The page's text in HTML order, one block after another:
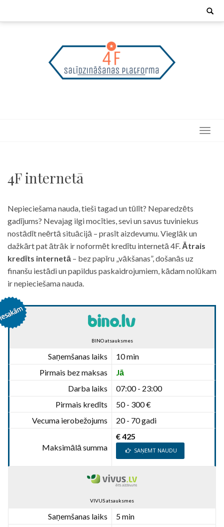
Search
4F internetā
Nepieciešama nauda, tieši tagad un tūlīt? Neparedzēts
gadījums? Nevajag ilgi mocīties, sevi un savus tuviniekus
nostādīt neērtā situācijā – prasīt aizdevumu. Vieglāk un
dažkārt pat ātrāk ir noformēt kredītu internetā 4F. Ātrais
kredīts internetā – bez papīru „vākšanas”, došanās uz
finanšu iestādi un papildus paskaidrojumiem, kādam nolūkam
ir nepieciešama nauda.
BINO atsauksmes
Saņemšanas laiks
10 min
Pirmais bez maksas
Jā
Darba laiks
07:00 - 23:00
Pirmais kredīts
50 - 300 €
Vecuma ierobežojums
20 - 70 gadi
Maksimālā summa
€ 425
SAŅEMT NAUDU
VIVUS atsauksmes
Saņemšanas laiks
5 min